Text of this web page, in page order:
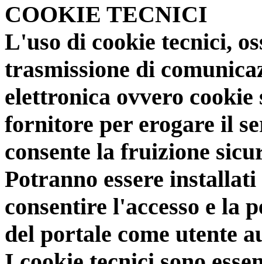
COOKIE TECNICI
L'uso di cookie tecnici,
trasmissione di
elettronica ovvero
fornitore per erogare il
consente la fruizione
Potranno essere
consentire l'accesso e la
del portale come utente